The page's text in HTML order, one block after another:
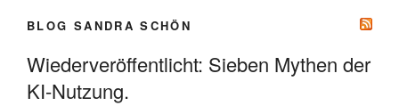
BLOG SANDRA SCHÖN
Wiederveröffentlicht: Sieben Mythen der
KI-Nutzung.